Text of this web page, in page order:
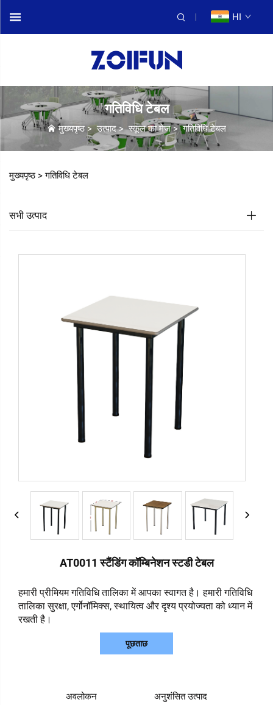
HI
गतिविधि टेबल
मुख्यपृष्ठ >उत्पाद>स्कूल का मेज>गतिविधि टेबल
मुख्यपृष्ठ > गतिविधि टेबल
सभी उत्पाद
AT0011 स्टैंडिंग कॉम्बिनेशन स्टडी टेबल
हमारी प्रीमियम गतिविधि तालिका में आपका स्वागत है। हमारी गतिविधि
तालिका सुरक्षा, एर्गोनॉमिक्स, स्थायित्व और दृश्य प्रयोज्यता को ध्यान में
रखती है।
पूछताछ
अवलोकन अनुशंसित उत्पाद